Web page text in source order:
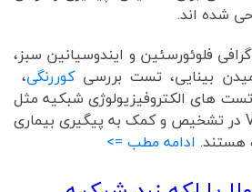
شده اند.
فلوئورسئین و ایندوسیانین سبز،
کوررنگی،
های الکتروفیزیولوژی شبکیه مثل
ERG و EOG و تست VEP در تشخیص و کمک به پیگیری بیماری
هستند. ادامه مطب =>